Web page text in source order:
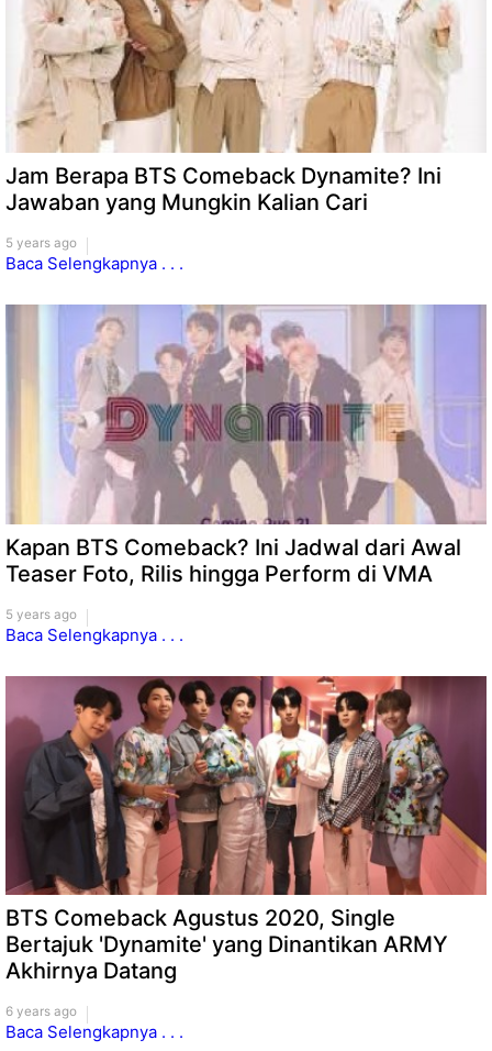
Jam Berapa BTS Comeback Dynamite? Ini
Jawaban yang Mungkin Kalian Cari
5 years ago
Baca Selengkapnya . . .
Kapan BTS Comeback? Ini Jadwal dari Awal
Teaser Foto, Rilis hingga Perform di VMA
5 years ago
Baca Selengkapnya . . .
BTS Comeback Agustus 2020, Single
Bertajuk 'Dynamite' yang Dinantikan ARMY
Akhirnya Datang
6 years ago
Baca Selengkapnya . . .